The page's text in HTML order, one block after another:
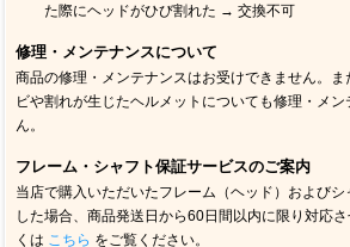
た際にヘッドがひび割れた → 交換不可
修理・メンテナンスについて
商品の修理・メンテナンスはお受けできません。
ビや割れが生じたヘルメットについても修理・メ
ん。
フレーム・シャフト保証サービスのご案内
当店で購入いただいたフレーム（ヘッド）および
した場合、商品発送日から60日間以内に限り対応
くは こちら をご覧ください。